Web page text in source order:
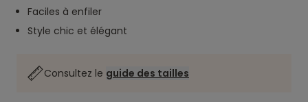
Faciles à enfiler
Style chic et élégant
Consultez le guide des tailles